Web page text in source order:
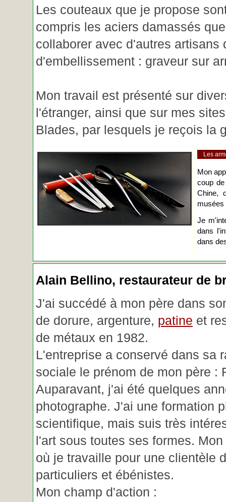
Les couteaux que je propose
compris les aciers damassés
collaborer avec d'autres artisans
d'embellissement : graveur sur
Mon travail est présenté sur
l'étranger, ainsi que sur mes
Blades, par lesquels je reçois la
Les
Mon
coup
Chine,
musées
Je
dans
dans
Alain Bellino, restaurateur de
J'ai succédé à mon père dans
de dorure, argenture, patine et
de métaux en 1982.
L'entreprise a conservé dans sa
sociale le prénom de mon père :
Auparavant, j'ai été quelques
photographe. J'ai une formation
scientifique, mais suis très
l'art sous toutes ses formes.
où je travaille pour une clientèle
particuliers et ébénistes.
Mon champ d'action :